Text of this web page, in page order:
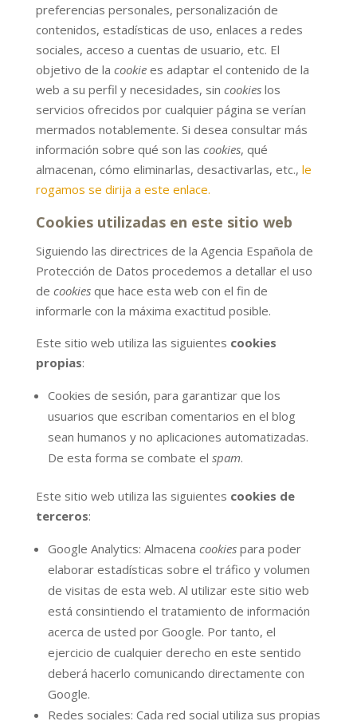
preferencias personales, personalización de
contenidos, estadísticas de uso, enlaces a redes
sociales, acceso a cuentas de usuario, etc. El
objetivo de la cookiees adaptar el contenido de la
web a su perfil y necesidades, sin cookieslos
servicios ofrecidos por cualquier página se verían
mermados notablemente. Si desea consultar más
información sobre qué son las cookies, qué
almacenan, cómo eliminarlas, desactivarlas, etc., le
rogamos se dirija a este enlace.
Cookies utilizadas en este sitio web
Siguiendo las directrices de la Agencia Española de
Protección de Datos procedemos a detallar el uso
de cookiesque hace esta web con el fin de
informarle con la máxima exactitud posible.
Este sitio web utiliza las siguientes cookies
propias:
Cookies de sesión, para garantizar que los
usuarios que escriban comentarios en el blog
sean humanos y no aplicaciones automatizadas.
De esta forma se combate el spam.
Este sitio web utiliza las siguientes cookies de
terceros:
Google Analytics: Almacena cookiespara poder
elaborar estadísticas sobre el tráfico y volumen
de visitas de esta web. Al utilizar este sitio web
está consintiendo el tratamiento de información
acerca de usted por Google. Por tanto, el
ejercicio de cualquier derecho en este sentido
deberá hacerlo comunicando directamente con
Google.
Redes sociales: Cada red social utiliza sus propias